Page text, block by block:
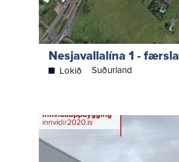
Nesjavallalína 1 - færsla
Lokið Suðurland